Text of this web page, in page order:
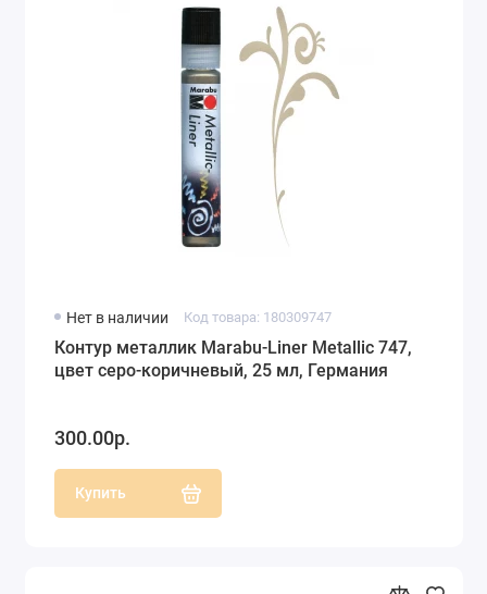
Нет в наличии Код товара: 180309747
Контур металлик Marabu-Liner Metallic 747,
цвет серо-коричневый, 25 мл, Германия
300.00р.
Купить